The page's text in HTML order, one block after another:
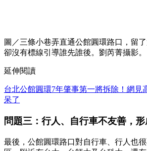
圖／三條小巷弄直通公館圓環路口，留
卻沒有標線引導誰先誰後。劉芮菁攝影。
延伸閱讀
台北公館圓環7年肇事第一將拆除！網見
呆了
問題三：行人、自行車不友善，
最後，公館圓環路口對自行車、行人也